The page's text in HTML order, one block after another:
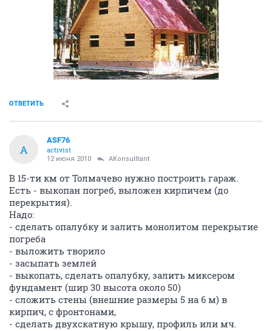
ОТВЕТИТЬ
A
ASF76
activist
12 июня 2010 AKonsulltant
В 15-ти км от Толмачево нужно построить гараж.
Есть - выкопан погреб, выложен кирпичем (до
перекрытия).
Надо:
- сделать опалубку и залить монолитом перекрытие
погреба
- выложить творило
- засыпать землей
- выкопать, сделать опалубку, залить миксером
фундамент (шир 30 высота около 50)
- сложить стены (внешние размеры 5 на 6 м) в
кирпич, с фронтонами,
- сделать двухскатную крышу, профиль или мч.